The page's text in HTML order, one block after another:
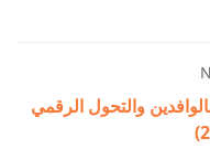
والتحول الرقمي